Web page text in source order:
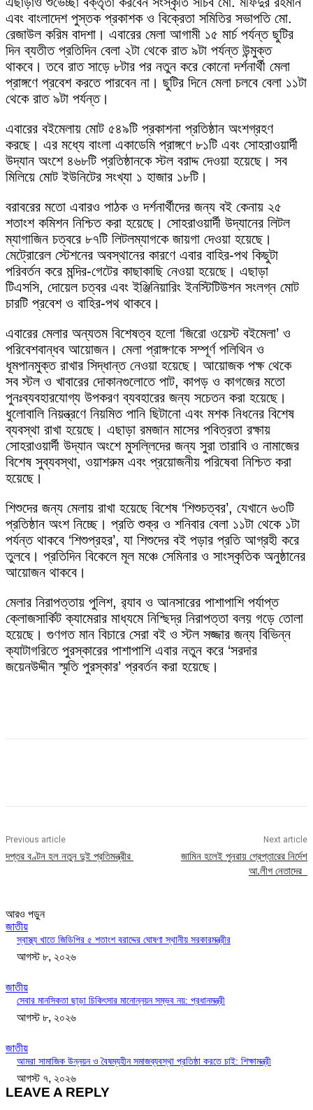
এবং বাংলাদেশ পুস্তক প্রকাশক ও বিক্রেতা সমিতির সভাপতি মো.
রেজাউল করিম বাদশা। এবারের মেলা আগামী ১৫ মার্চ পর্যন্ত ছুটির
দিন ব্যতীত প্রতিদিন বেলা ২টা থেকে রাত ৯টা পর্যন্ত উন্মুক্ত
থাকবে। তবে রাত সাড়ে ৮টার পর নতুন করে কোনো দর্শনার্থী মেলা
প্রাঙ্গণে প্রবেশ করতে পারবেন না। ছুটির দিনে মেলা চলবে বেলা ১১টা
থেকে রাত ৯টা পর্যন্ত।
এবারের বইমেলায় মোট ৫৪৯টি প্রকাশনা প্রতিষ্ঠান অংশগ্রহণ
করছে। এর মধ্যে বাংলা একাডেমি প্রাঙ্গণে ৮১টি এবং সোহরাওয়ার্দী
উদ্যান অংশে ৪৬৮টি প্রতিষ্ঠানকে স্টল বরাদ্দ দেওয়া হয়েছে। সব
মিলিয়ে মোট ইউনিটের সংখ্যা ১ হাজার ১৮টি।
বরাবরের মতো এবারও পাঠক ও দর্শনার্থীদের জন্য বই কেনায় ২৫
শতাংশ কমিশন নিশ্চিত করা হয়েছে। সোহরাওয়ার্দী উদ্যানের লিটল
ম্যাগাজিন চত্বরে ৮৭টি লিটলম্যাগকে জায়গা দেওয়া হয়েছে।
মেট্রোরেল স্টেশনের অবস্থানের কারণে এবার বাহির-পথ কিছুটা
পরিবর্তন করে মন্দির-গেটের কাছাকাছি নেওয়া হয়েছে। এছাড়া
টিএসসি, দোয়েল চত্বর এবং ইঞ্জিনিয়ারিং ইনস্টিটিউশন সংলগ্ন মোট
চারটি প্রবেশ ও বাহির-পথ থাকবে।
এবারের মেলার অন্যতম বিশেষত্ব হলো ‘জিরো ওয়েস্ট বইমেলা’ ও
পরিবেশবান্ধব আয়োজন। মেলা প্রাঙ্গণকে সম্পূর্ণ পলিথিন ও
ধূমপানমুক্ত রাখার সিদ্ধান্ত নেওয়া হয়েছে। আয়োজক পক্ষ থেকে
সব স্টল ও খাবারের দোকানগুলোতে পাট, কাপড় ও কাগজের মতো
পুনঃব্যবহারযোগ্য উপকরণ ব্যবহারের জন্য সচেতন করা হয়েছে।
ধুলোবালি নিয়ন্ত্রণে নিয়মিত পানি ছিটানো এবং মশক নিধনের বিশেষ
ব্যবস্থা রাখা হয়েছে। এছাড়া রমজান মাসের পবিত্রতা রক্ষায়
সোহরাওয়ার্দী উদ্যান অংশে মুসল্লিদের জন্য সুরা তারাবি ও নামাজের
বিশেষ সুব্যবস্থা, ওয়াশরুম এবং প্রয়োজনীয় পরিষেবা নিশ্চিত করা
হয়েছে।
শিশুদের জন্য মেলায় রাখা হয়েছে বিশেষ ‘শিশুচত্বর’, যেখানে ৬৩টি
প্রতিষ্ঠান অংশ নিচ্ছে। প্রতি শুক্র ও শনিবার বেলা ১১টা থেকে ১টা
পর্যন্ত থাকবে ‘শিশুপ্রহর’, যা শিশুদের বই পড়ার প্রতি আগ্রহী করে
তুলবে। প্রতিদিন বিকেলে মূল মঞ্চে সেমিনার ও সাংস্কৃতিক অনুষ্ঠানের
আয়োজন থাকবে।
মেলার নিরাপত্তায় পুলিশ, র‍্যাব ও আনসারের পাশাপাশি পর্যাপ্ত
ক্লোজসার্কিট ক্যামেরার মাধ্যমে নিশ্ছিদ্র নিরাপত্তা বলয় গড়ে তোলা
হয়েছে। গুণগত মান বিচারে সেরা বই ও স্টল সজ্জার জন্য বিভিন্ন
ক্যাটাগরিতে পুরস্কারের পাশাপাশি এবার নতুন করে ‘সরদার
জয়েনউদ্দীন স্মৃতি পুরস্কার’ প্রবর্তন করা হয়েছে।
Previous article
দপ্তর বণ্টন হল নতুন দুই প্রতিমন্ত্রীর
Next article
জামিন হলেই পুনরায় গ্রেপ্তারের নির্দেশ
আ.লীগ নেতাদের
আরও পড়ুন
জাতীয়
স্বাস্থ্য খাতে জিডিপির ৫ শতাংশ বরাদ্দের ঘোষণা স্থানীয় সরকারমন্ত্রীর
আগস্ট ৮, ২০২৬
জাতীয়
সেবার মানসিকতা ছাড়া চিকিৎসার মানোন্নয়ন সম্ভব নয়: প্রধানমন্ত্রী
আগস্ট ৮, ২০২৬
জাতীয়
আমরা সামাজিক উন্নয়ন ও বৈষম্যহীন সমাজব্যবস্থা প্রতিষ্ঠা করতে চাই: শিক্ষামন্ত্রী
আগস্ট ৭, ২০২৬
LEAVE A REPLY